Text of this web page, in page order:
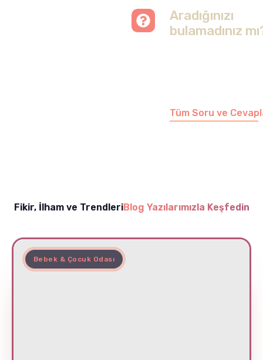
Aradığınızı
bulamadınız
Tüm Soru ve
Fikir, İlham ve TrendleriBlog Yazılarımızla Keşfedin
Bebek & Çocuk Odası